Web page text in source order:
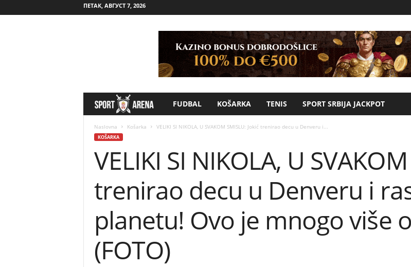
ПЕТАК, АВГУСТ 7, 2026
p
t
A
e
FUDBAL KOŠARKA TENIS SPORT SRBIJA JACKPOT
Naslovna Košarka VELIKI SI NIKOLA, U SVAKOM SMISLU: Jokić trenirao decu u Denveru i...
KOŠARKA
VELIKI SI NIKOLA, U
trenirao decu u Denveru i
planetu! Ovo je mnogo više
(FOTO)